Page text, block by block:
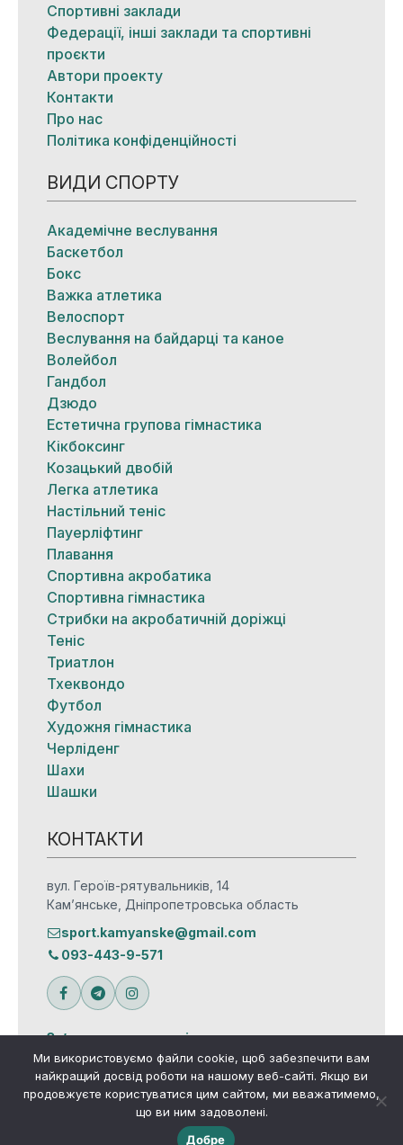
Спортивні заклади
Федерації, інші заклади та спортивні
проєкти
Автори проекту
Контакти
Про нас
Політика конфіденційності
ВИДИ СПОРТУ
Академічне веслування
Баскетбол
Бокс
Важка атлетика
Велоспорт
Веслування на байдарці та каное
Волейбол
Гандбол
Дзюдо
Естетична групова гімнастика
Кікбоксинг
Козацький двобій
Легка атлетика
Настільний теніс
Пауерліфтинг
Плавання
Спортивна акробатика
Спортивна гімнастика
Стрибки на акробатичній доріжці
Теніс
Триатлон
Тхеквондо
Футбол
Художня гімнастика
Черліденг
Шахи
Шашки
КОНТАКТИ
вул. Героїв-рятувальників, 14
Кам’янське, Дніпропетровська область
sport.kamyanske@gmail.com
093-443-9-571
Зв’язатися з редакцією
© Всі права захищено
Ми використовуємо файли cookie, щоб забезпечити вам
найкращий досвід роботи на нашому веб-сайті. Якщо ви
продовжуєте користуватися цим сайтом, ми вважатимемо,
що ви ним задоволені.
Добре